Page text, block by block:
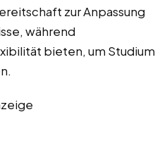
zur Anpassung
während
bieten, um Studium